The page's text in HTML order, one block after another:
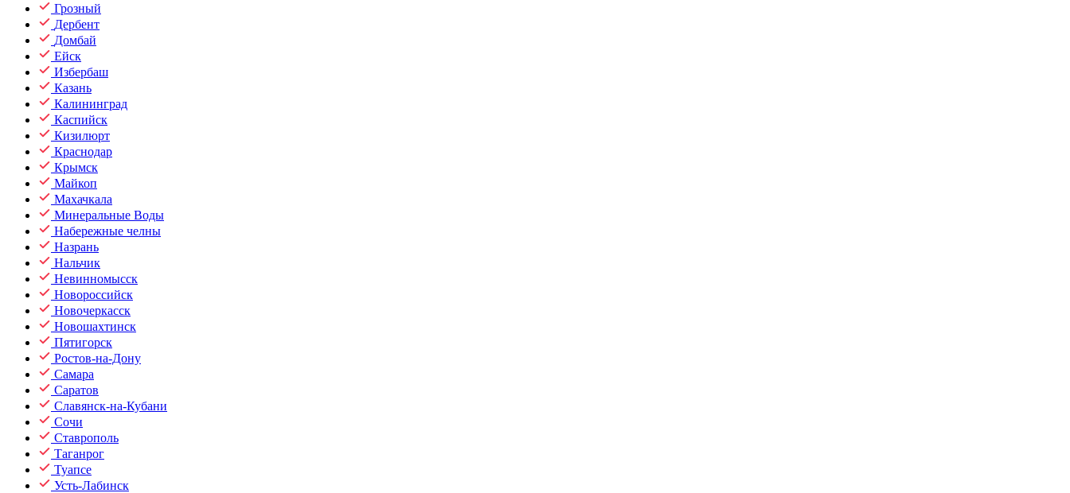
Грозный
Дербент
Домбай
Ейск
Избербаш
Казань
Калининград
Каспийск
Кизилюрт
Краснодар
Крымск
Майкоп
Махачкала
Минеральные Воды
Набережные челны
Назрань
Нальчик
Невинномысск
Новороссийск
Новочеркасск
Новошахтинск
Пятигорск
Ростов-на-Дону
Самара
Саратов
Славянск-на-Кубани
Сочи
Ставрополь
Таганрог
Туапсе
Усть-Лабинск